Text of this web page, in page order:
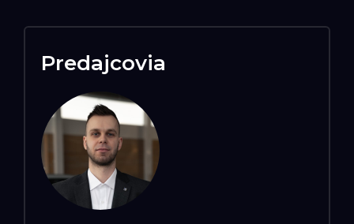
Predajcovia